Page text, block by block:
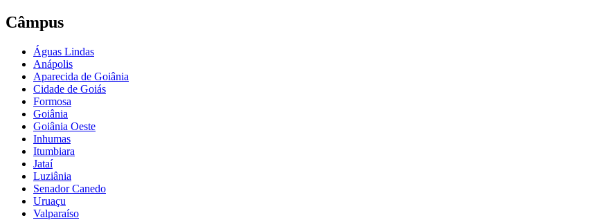
Câmpus
Águas Lindas
Anápolis
Aparecida de Goiânia
Cidade de Goiás
Formosa
Goiânia
Goiânia Oeste
Inhumas
Itumbiara
Jataí
Luziânia
Senador Canedo
Uruaçu
Valparaíso